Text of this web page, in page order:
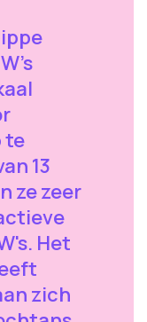
te
13
ze zeer
Het
zich